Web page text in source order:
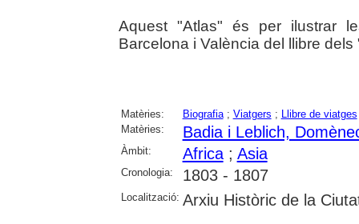
Aquest "Atlas" és per ilustrar
Barcelona i València del llibre
Matèries: Biografia; Viatgers ; Llibre de viatges
Matèries:
Badia i Leblich,
Àmbit: Africa; Asia
Cronologia: 1803 - 1807
Localització: Arxiu Històric de la